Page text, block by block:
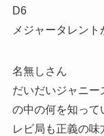
D6
メジャータレント
名無しさん
だいだいジャニ
の中の何を知って
レビ局も正義の味